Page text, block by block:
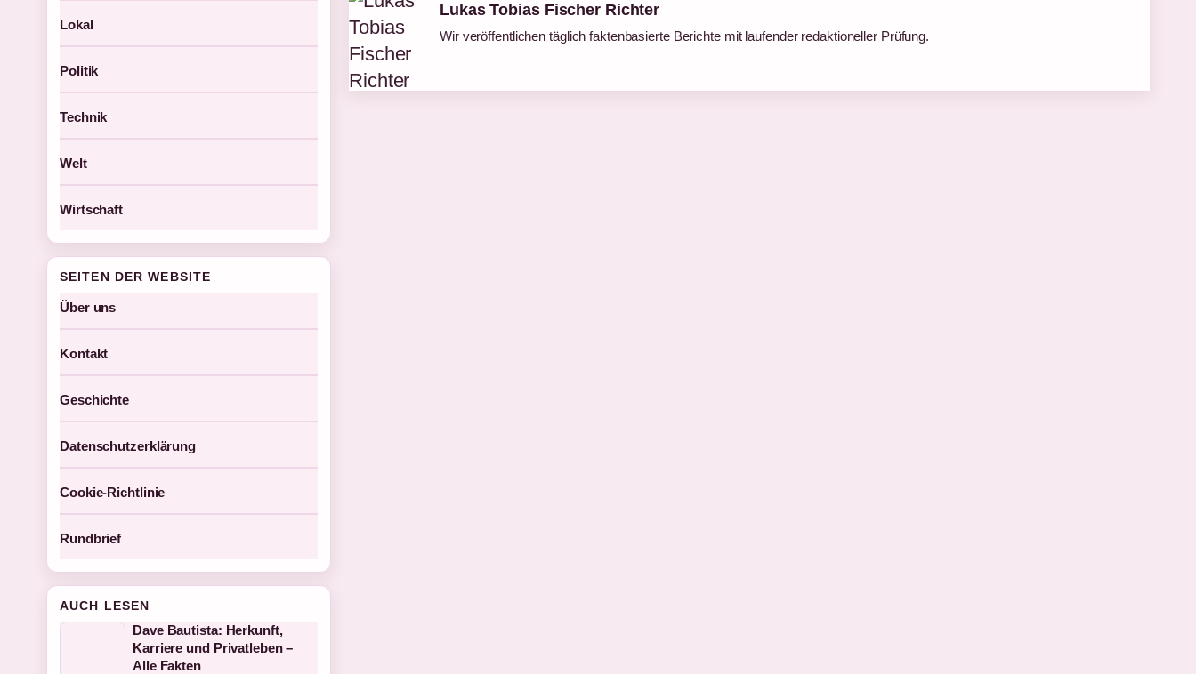
Lukas Tobias Fischer Richter
Wir veröffentlichen täglich faktenbasierte Berichte mit laufender redaktioneller Prüfung.
Lokal
Politik
Technik
Welt
Wirtschaft
SEITEN DER WEBSITE
Über uns
Kontakt
Geschichte
Datenschutzerklärung
Cookie-Richtlinie
Rundbrief
AUCH LESEN
Dave Bautista: Herkunft,
Karriere und Privatleben –
Alle Fakten